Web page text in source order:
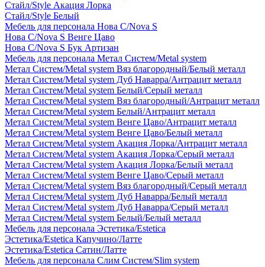
Стайл/Style Акация Лорка
Стайл/Style Белый
Мебель для персонала Нова С/Nova S
Нова С/Nova S Венге Цаво
Нова С/Nova S Бук Артизан
Мебель для персонала Метал Систем/Metal system
Метал Систем/Metal system Вяз благородный/Белый металл
Метал Систем/Metal system Дуб Наварра/Антрацит металл
Метал Систем/Metal system Белый/Серый металл
Метал Систем/Metal system Вяз благородный/Антрацит металл
Метал Систем/Metal system Белый/Антрацит металл
Метал Систем/Metal system Венге Цаво/Антрацит металл
Метал Систем/Metal system Венге Цаво/Белый металл
Метал Систем/Metal system Акация Лорка/Антрацит металл
Метал Систем/Metal system Акация Лорка/Серый металл
Метал Систем/Metal system Акация Лорка/Белый металл
Метал Систем/Metal system Венге Цаво/Серый металл
Метал Систем/Metal system Вяз благородный/Серый металл
Метал Систем/Metal system Дуб Наварра/Белый металл
Метал Систем/Metal system Дуб Наварра/Серый металл
Метал Систем/Metal system Белый/Белый металл
Мебель для персонала Эстетика/Estetica
Эстетика/Estetica Капучино/Латте
Эстетика/Estetica Сатин/Латте
Мебель для персонала Слим Систем/Slim system